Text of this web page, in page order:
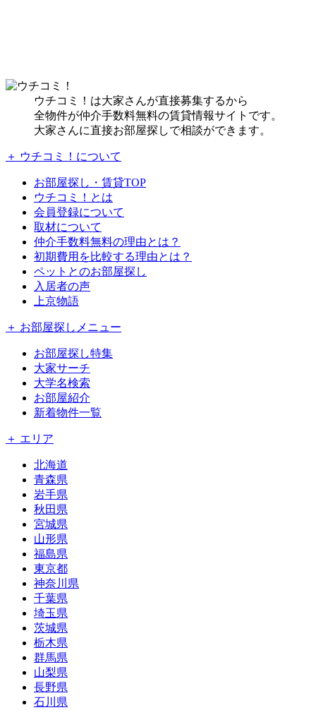
ウチコミ！は大家さんが直接募集するから
全物件が仲介手数料無料の賃貸情報サイトです。
大家さんに直接お部屋探しで相談ができます。
＋ ウチコミ！について
お部屋探し・賃貸TOP
ウチコミ！とは
会員登録について
取材について
仲介手数料無料の理由とは？
初期費用を比較する理由とは？
ペットとのお部屋探し
入居者の声
上京物語
＋ お部屋探しメニュー
お部屋探し特集
大家サーチ
大学名検索
お部屋紹介
新着物件一覧
＋ エリア
北海道
青森県
岩手県
秋田県
宮城県
山形県
福島県
東京都
神奈川県
千葉県
埼玉県
茨城県
栃木県
群馬県
山梨県
長野県
石川県